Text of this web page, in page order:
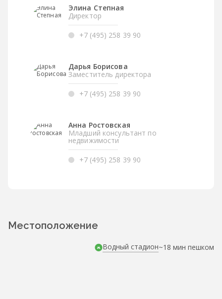
Элина Степная
Директор
+7 (495) 258 39 90
Дарья Борисова
Заместитель директора
+7 (495) 258 39 90
Анна Ростовская
Младший консультант по
недвижимости
+7 (495) 258 39 90
Местоположение
Водный стадион~18 мин пешком